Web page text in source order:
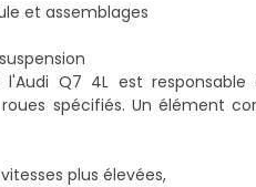
et assemblages
Q7 4L est
spécifiés. Un élément
plus élevées,